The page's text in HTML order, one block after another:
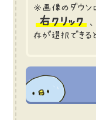
※画像のダウン
右クリック
存が選択できる